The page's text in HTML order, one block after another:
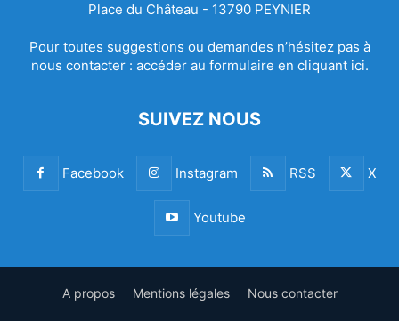
Place du Château - 13790 PEYNIER
Pour toutes suggestions ou demandes n’hésitez pas à
nous contacter : accéder au formulaire en cliquant ici.
SUIVEZ NOUS
Facebook Instagram RSS X
Youtube
A propos Mentions légales Nous contacter